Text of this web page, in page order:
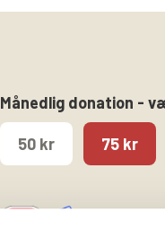
Månedlig donation -
50 kr 75 kr